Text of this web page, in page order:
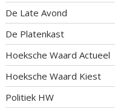
De Late Avond
De Platenkast
Hoeksche Waard Actueel
Hoeksche Waard Kiest
Politiek HW